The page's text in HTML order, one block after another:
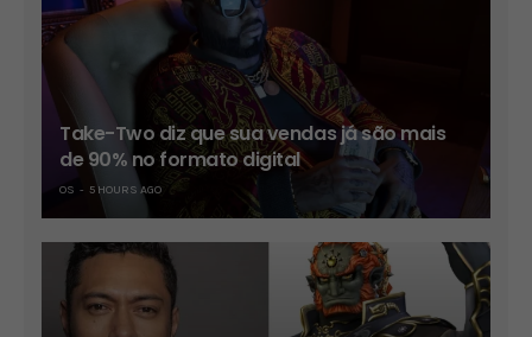
Take-Two diz que sua vendas já são mais
de 90% no formato digital
OS 5 HOURS AGO